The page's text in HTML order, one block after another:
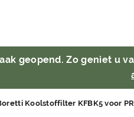
geopend. Zo geniet u
Koolstoffilter KFBK5 voor